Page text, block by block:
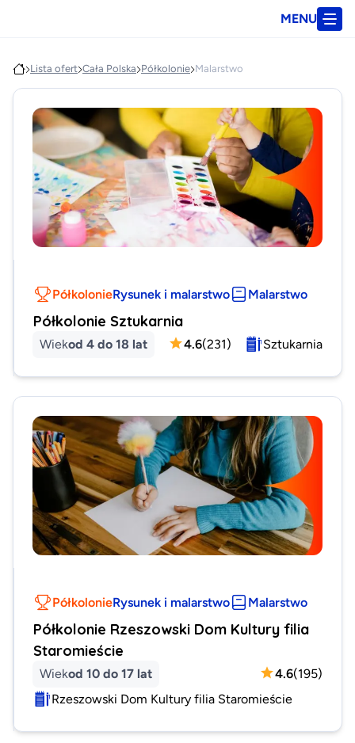
MENU
Lista ofert Cała Polska Półkolonie Malarstwo
PółkolonieRysunek i malarstwo Malarstwo
Półkolonie Sztukarnia
Wiekod 4 do 18 lat 4.6(231) Sztukarnia
PółkolonieRysunek i malarstwo Malarstwo
Półkolonie Rzeszowski Dom Kultury filia
Staromieście
Wiekod 10 do 17 lat 4.6(195)
Rzeszowski Dom Kultury filia Staromieście